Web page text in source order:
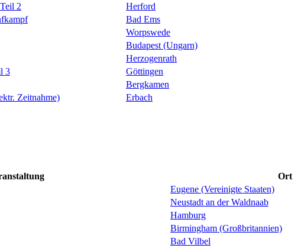
2
Herford
Bad Ems
Worpswede
Budapest (Ungarn)
Herzogenrath
3
Göttingen
Bergkamen
Zeitnahme) Erbach
Ort
Eugene (Vereinigte Staaten)
Neustadt an der Waldnaab
Hamburg
Birmingham (Großbritannien)
Bad Vilbel